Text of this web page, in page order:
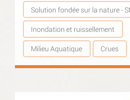
Solution fondée sur la nature -
Inondation et ruissellement
Milieu Aquatique Crues